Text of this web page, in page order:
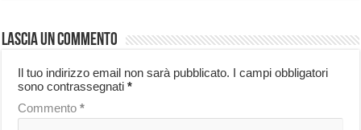
Lascia un commento
Il tuo indirizzo email non sarà pubblicato. I campi obbligatori
sono contrassegnati*
Commento*